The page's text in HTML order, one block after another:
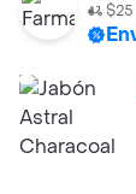
$25